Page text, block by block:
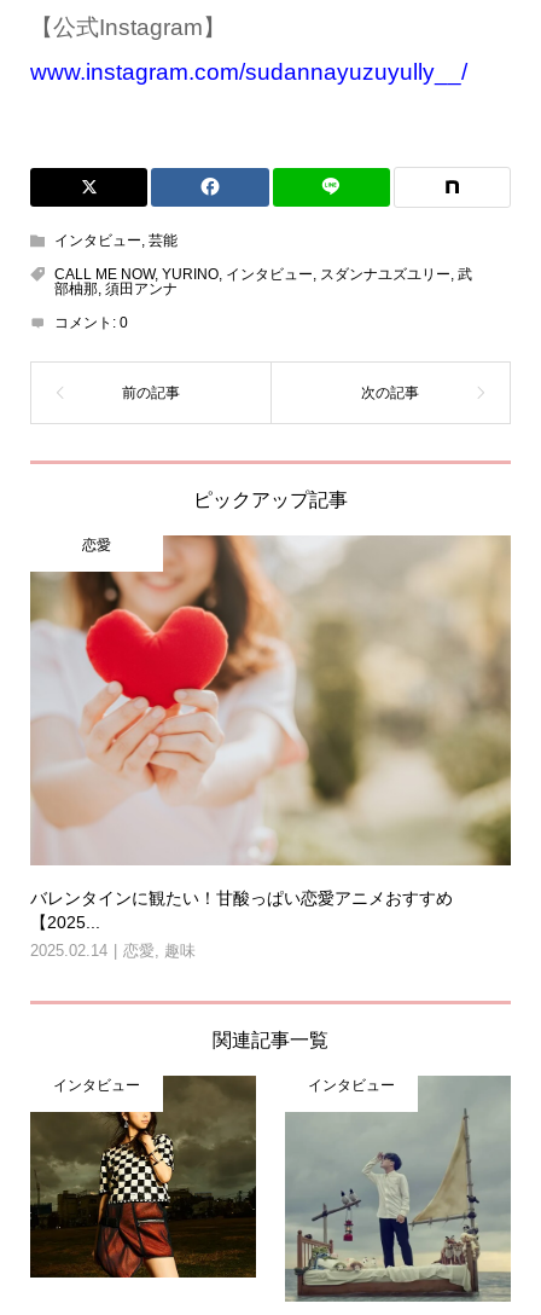
【公式Instagram】
www.instagram.com/sudannayuzuyully__/
インタビュー 芸能
CALL ME NOW, YURINO, インタビュー スダンナユズユリー 武
部柚那, 須田アンナ
コメント: 0
ピックアップ記事
恋愛
バレンタインに観たい！甘酸っぱい恋愛アニメおすすめ
【2025...
2025.02.14 恋愛, 趣味
関連記事一覧
インタビュー インタビュー